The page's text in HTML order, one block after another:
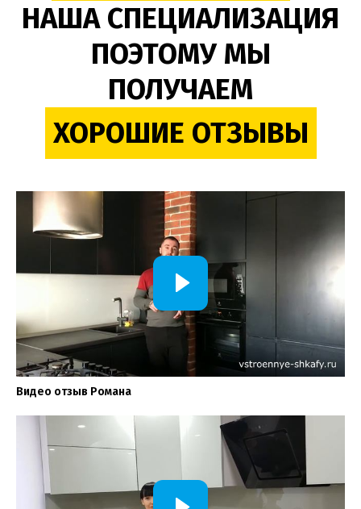
НАША СПЕЦИАЛИЗАЦИЯ
ПОЭТОМУ МЫ
ПОЛУЧАЕМ
ХОРОШИЕ ОТЗЫВЫ
Видео отзыв Романа